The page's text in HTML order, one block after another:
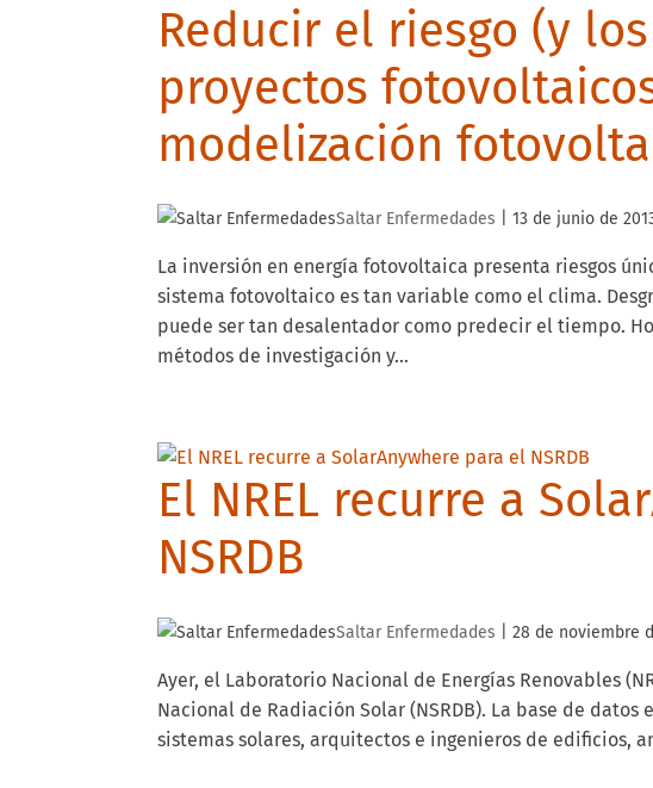
Reducir el riesgo (y
proyectos
modelización
Saltar Enfermedades 13 de junio de
La inversión en energía fotovoltaica presenta riesgos
sistema fotovoltaico es tan variable como el clima.
puede ser tan desalentador como predecir el tiempo.
métodos de investigación y...
El NREL recurre a
NSRDB
Saltar Enfermedades 28 de noviembre
Ayer, el Laboratorio Nacional de Energías Renovables
Nacional de Radiación Solar (NSRDB). La base de
sistemas solares, arquitectos e ingenieros de edificios,